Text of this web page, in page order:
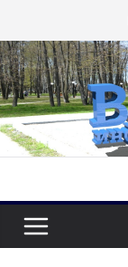
к
содержимому